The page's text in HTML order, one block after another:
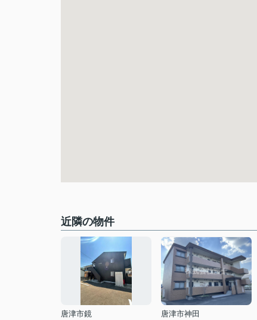
近隣の物件
唐津市鏡
唐津市神田